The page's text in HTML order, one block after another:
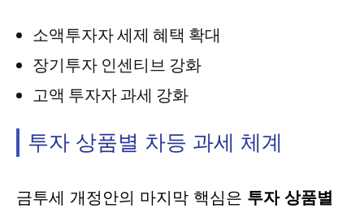
소액투자자 세제 혜택 확대
장기투자 인센티브 강화
고액 투자자 과세 강화
투자 상품별 차등 과세 체계
금투세 개정안의 마지막 핵심은 투자 상품별